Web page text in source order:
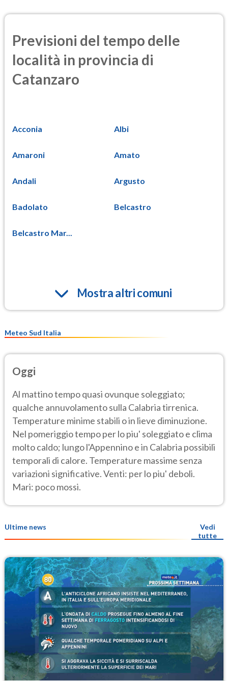
Previsioni del tempo delle
località in provincia di
Catanzaro
Acconia Albi
Amaroni Amato
Andali Argusto
Badolato Belcastro
Belcastro Mar...
Mostra altri comuni
Meteo Sud Italia
Oggi
Al mattino tempo quasi ovunque soleggiato;
qualche annuvolamento sulla Calabria tirrenica.
Temperature minime stabili o in lieve diminuzione.
Nel pomeriggio tempo per lo piu' soleggiato e clima
molto caldo; lungo l'Appennino e in Calabria possibili
temporali di calore. Temperature massime senza
variazioni significative. Venti: per lo piu' deboli.
Mari: poco mossi.
Ultime news
Vedi
tutte